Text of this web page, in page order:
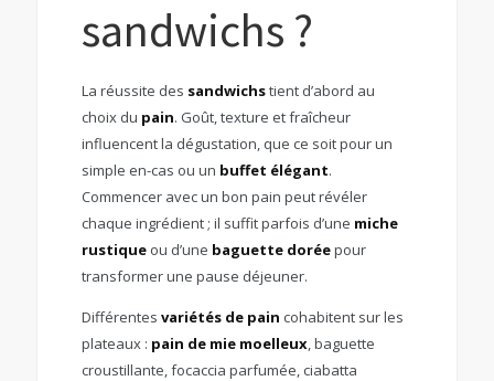
sandwichs ?
La réussite des sandwichstient d’abord au
choix du pain. Goût, texture et fraîcheur
influencent la dégustation, que ce soit pour un
simple en-cas ou un buffet élégant.
Commencer avec un bon pain peut révéler
chaque ingrédient ; il suffit parfois d’une miche
rustiqueou d’une baguette doréepour
transformer une pause déjeuner.
Différentes variétés de pain cohabitent sur les
plateaux : pain de mie moelleux, baguette
croustillante, focaccia parfumée, ciabatta